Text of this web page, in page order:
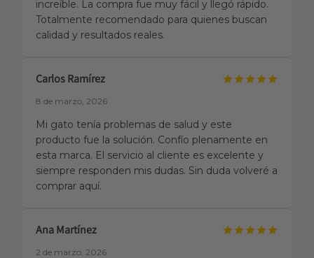
increíble. La compra fue muy fácil y llegó rápido.
Totalmente recomendado para quienes buscan
calidad y resultados reales.
Carlos Ramírez
8 de marzo, 2026
Mi gato tenía problemas de salud y este
producto fue la solución. Confío plenamente en
esta marca. El servicio al cliente es excelente y
siempre responden mis dudas. Sin duda volveré a
comprar aquí.
Ana Martínez
2 de marzo, 2026